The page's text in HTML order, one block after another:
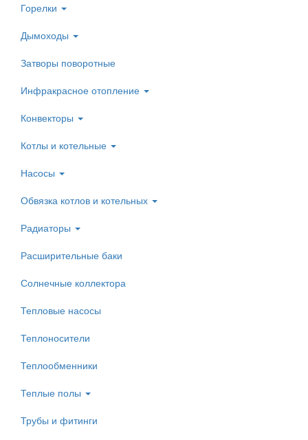
Горелки
Дымоходы
Затворы поворотные
Инфракрасное отопление
Конвекторы
Котлы и котельные
Насосы
Обвязка котлов и котельных
Радиаторы
Расширительные баки
Солнечные коллектора
Тепловые насосы
Теплоносители
Теплообменники
Теплые полы
Трубы и фитинги